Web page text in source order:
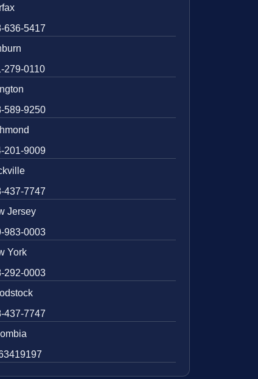
636-5417
279-0110
589-9250
201-9009
437-7747
Jersey
983-0003
York
292-0003
437-7747